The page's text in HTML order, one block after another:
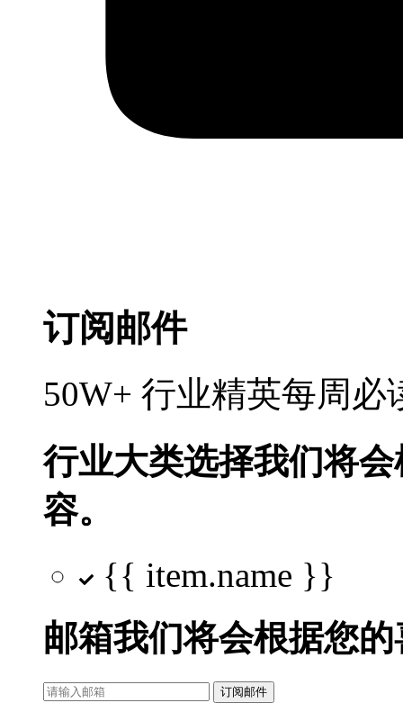
订阅邮件
50W+ 行业精英每周
行业大类选择我们将
容。
{{ item.name }}
邮箱我们将会根据您
订阅邮件